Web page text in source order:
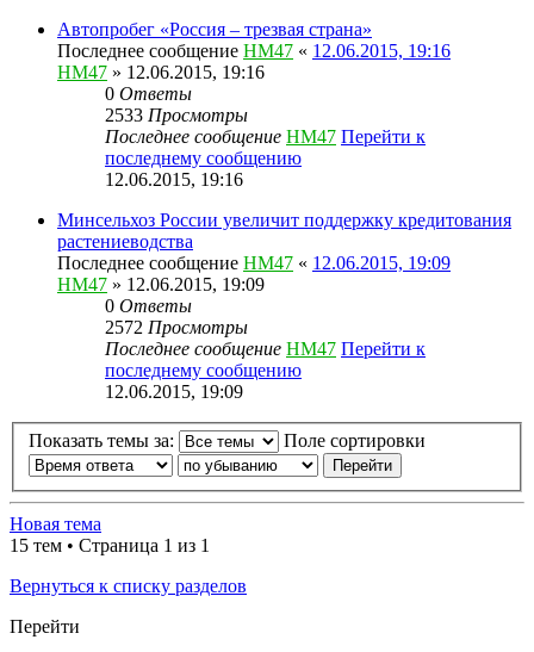
Автопробег «Россия – трезвая страна»
Последнее сообщение HM47 « 12.06.2015, 19:16
HM47 » 12.06.2015, 19:16
0 Ответы
2533 Просмотры
Последнее сообщение HM47 Перейти к
последнему сообщению
12.06.2015, 19:16
Минсельхоз России увеличит поддержку кредитования
растениеводства
Последнее сообщение HM47 « 12.06.2015, 19:09
HM47 » 12.06.2015, 19:09
0 Ответы
2572 Просмотры
Последнее сообщение HM47 Перейти к
последнему сообщению
12.06.2015, 19:09
Показать темы за: Поле сортировки
Новая тема
15 тем • Страница 1 из 1
Вернуться к списку разделов
Перейти